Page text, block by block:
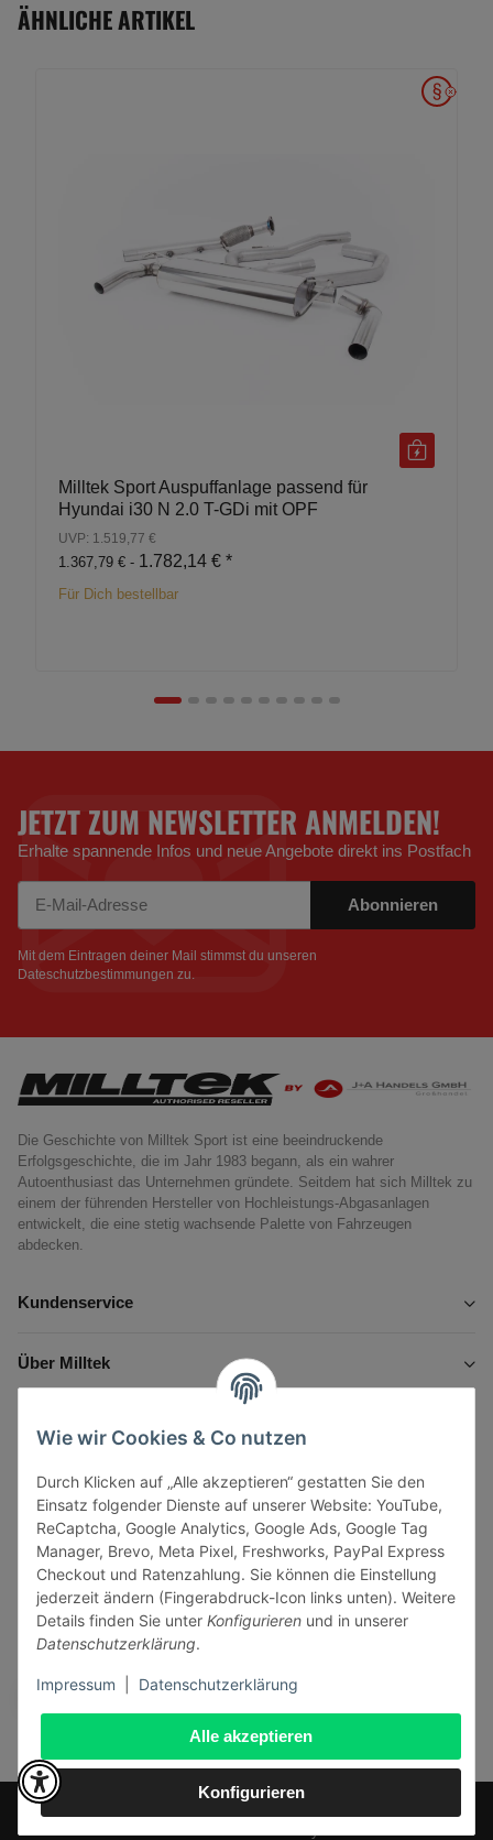
Alle akzeptieren
Konfigurieren
Wie wir Cookies & Co nutzen
Durch Klicken auf „Alle akzeptieren“ gestatten Sie den
Einsatz folgender Dienste auf unserer Website: YouTube,
ReCaptcha, Google Analytics, Google Ads, Google Tag
Manager, Brevo, Meta Pixel, Freshworks, PayPal Express
Checkout und Ratenzahlung. Sie können die Einstellung
jederzeit ändern (Fingerabdruck-Icon links unten). Weitere
Details finden Sie unter Konfigurieren und in unserer
Datenschutzerklärung.
Impressum Datenschutzerklärung
ÄHNLICHE ARTIKEL
Milltek Sport Auspuffanlage passend für
Hyundai i30 N 2.0 T-GDi mit OPF
UVP: 1.519,77 €
1.367,79 € - 1.782,14 € *
Für Dich bestellbar
JETZT ZUM NEWSLETTER ANMELDEN!
Erhalte spannende Infos und neue Angebote direkt ins Postfach
Abonnieren
Mit dem Eintragen deiner Mail stimmst du unseren
Dateschutzbestimmungen zu.
Die Geschichte von Milltek Sport ist eine beeindruckende
Erfolgsgeschichte, die im Jahr 1983 begann, als ein wahrer
Autoenthusiast das Unternehmen gründete. Seitdem hat sich Milltek zu
einem der führenden Hersteller von Hochleistungs-Abgasanlagen
entwickelt, die eine stetig wachsende Palette von Fahrzeugen
abdecken.
Kundenservice
Über Milltek
Gesetzliche Informationen
Vertrag widerrufen
Sicher bezahlen via:
© J+A Handels GmbH
Perfected byDreizack Medien.